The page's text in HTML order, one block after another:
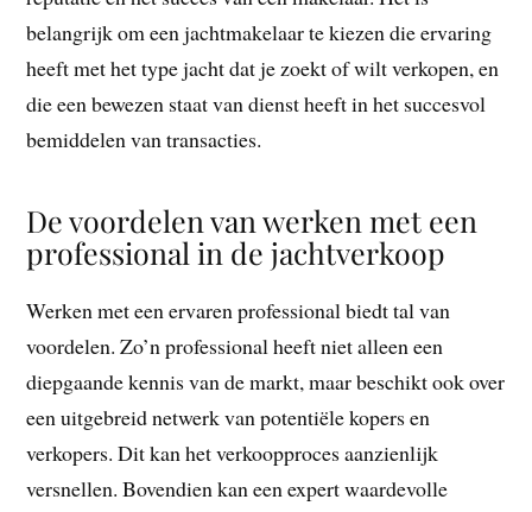
belangrijk om een jachtmakelaar te kiezen die ervaring
heeft met het type jacht dat je zoekt of wilt verkopen, en
die een bewezen staat van dienst heeft in het succesvol
bemiddelen van transacties.
De voordelen van werken met een
professional in de jachtverkoop
Werken met een ervaren professional biedt tal van
voordelen. Zo’n professional heeft niet alleen een
diepgaande kennis van de markt, maar beschikt ook over
een uitgebreid netwerk van potentiële kopers en
verkopers. Dit kan het verkoopproces aanzienlijk
versnellen. Bovendien kan een expert waardevolle